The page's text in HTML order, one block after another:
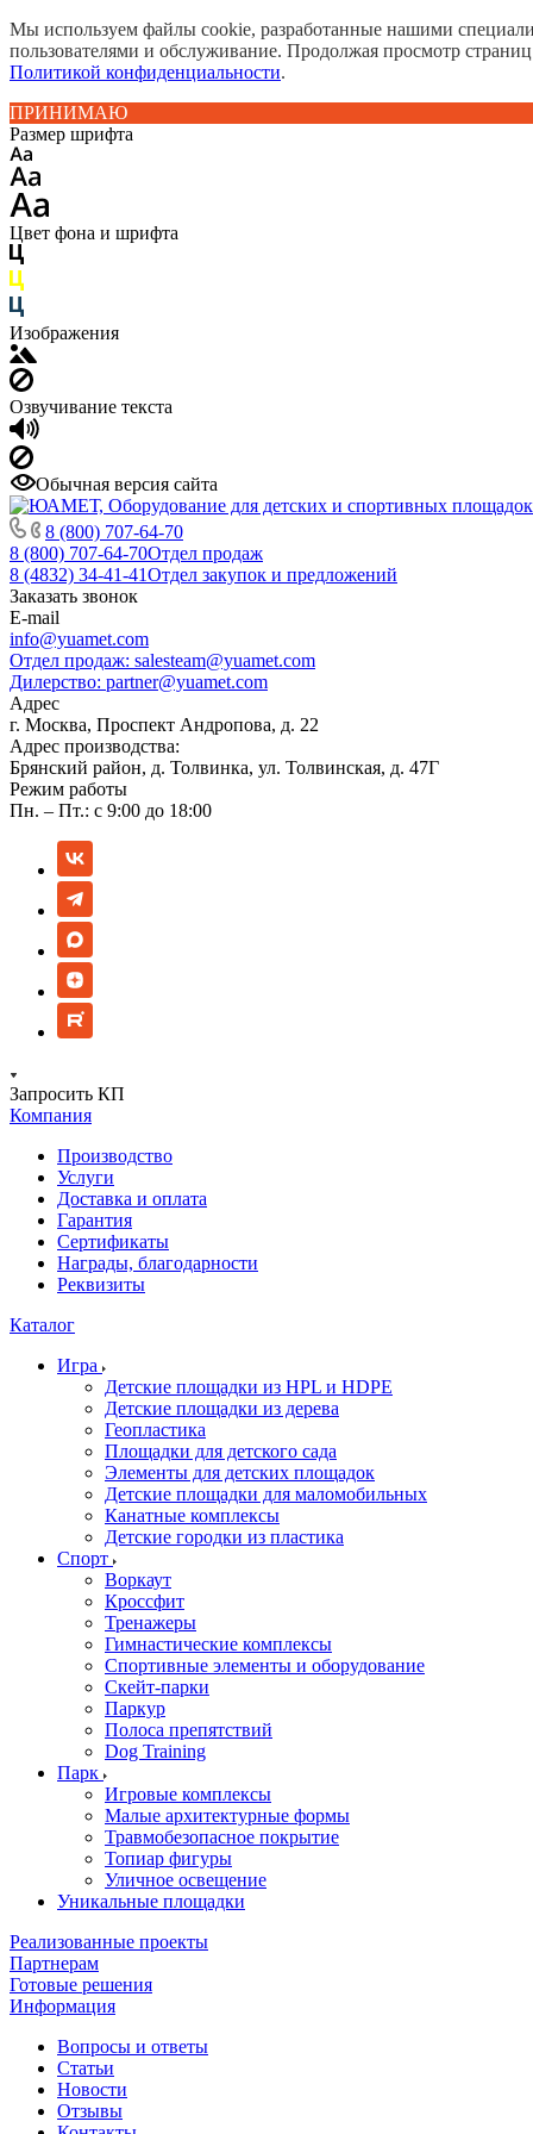
Мы используем файлы cookie, разработанные нашими
пользователями и обслуживание. Продолжая просмотр
Политикой конфиденциальности.
ПРИНИМАЮ
Размер шрифта
Цвет фона и шрифта
Изображения
Озвучивание текста
Обычная версия сайта
8 (800) 707-64-70
8 (800) 707-64-70Отдел продаж
8 (4832) 34-41-41Отдел закупок и предложений
Заказать звонок
E-mail
info@yuamet.com
Отдел продаж: salesteam@yuamet.com
Дилерство: partner@yuamet.com
Адрес
г. Москва, Проспект Андропова, д. 22
Адрес производства:
Брянский район, д. Толвинка, ул. Толвинская, д. 47Г
Режим работы
Пн. – Пт.: с 9:00 до 18:00
Запросить КП
Компания
Производство
Услуги
Доставка и оплата
Гарантия
Сертификаты
Награды, благодарности
Реквизиты
Каталог
Игра
Детские площадки из HPL и HDPE
Детские площадки из дерева
Геопластика
Площадки для детского сада
Элементы для детских площадок
Детские площадки для маломобильных
Канатные комплексы
Детские городки из пластика
Спорт
Воркаут
Кроссфит
Тренажеры
Гимнастические комплексы
Спортивные элементы и оборудование
Скейт-парки
Паркур
Полоса препятствий
Dog Training
Парк
Игровые комплексы
Малые архитектурные формы
Травмобезопасное покрытие
Топиар фигуры
Уличное освещение
Уникальные площадки
Реализованные проекты
Партнерам
Готовые решения
Информация
Вопросы и ответы
Статьи
Новости
Отзывы